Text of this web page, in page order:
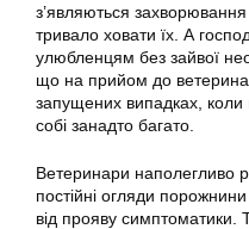
з’являються
тривало ховати їх. А
улюбленцям без зайвої
що на прийом до
запущених випадках, коли
собі занадто багато.
Ветеринари наполегливо
постійні огляди
від прояву симптоматики.